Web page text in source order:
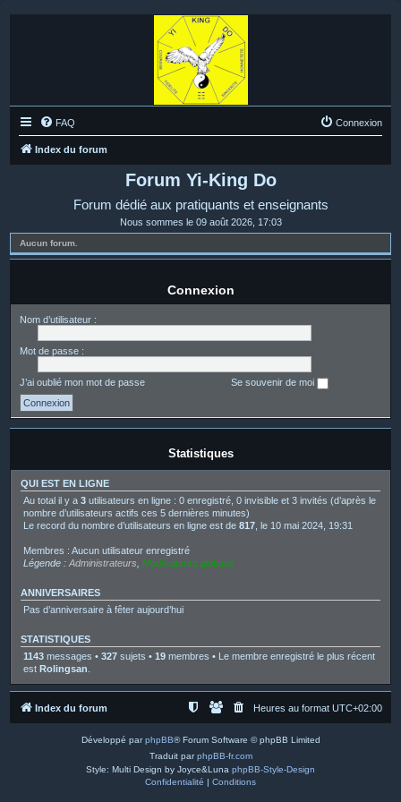
FAQ Connexion
Index du forum
Forum Yi-King Do
Forum dédié aux pratiquants et enseignants
Nous sommes le 09 août 2026, 17:03
Aucun forum.
Connexion
Nom d’utilisateur :
Mot de passe :
J’ai oublié mon mot de passe Se souvenir de moi
Statistiques
QUI EST EN LIGNE
Au total il y a 3 utilisateurs en ligne : 0 enregistré, 0 invisible et 3 invités (d’après le
nombre d’utilisateurs actifs ces 5 dernières minutes)
Le record du nombre d’utilisateurs en ligne est de 817 , le 10 mai 2024, 19:31
Membres : Aucun utilisateur enregistré
Légende : Administrateurs Modérateurs globaux
ANNIVERSAIRES
Pas d’anniversaire à fêter aujourd’hui
STATISTIQUES
1143 messages • 327 sujets • 19 membres • Le membre enregistré le plus récent
est Rolingsan
Index du forum Heures au format UTC+02:00
Développé parphpBB® Forum Software © phpBB Limited
Traduit parphpBB-fr.com
Style: Multi Design by Joyce&Luna phpBB-Style-Design
Confidentialité | Conditions